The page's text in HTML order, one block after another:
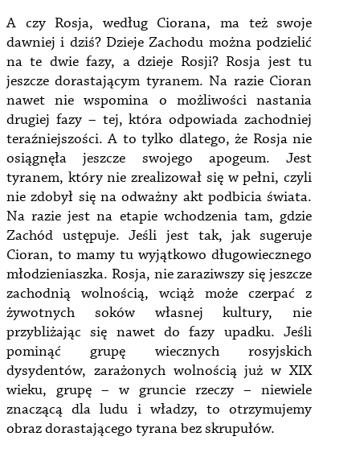
A czy Rosja, według Ciorana, ma też swoje
dawniej i dziś? Dzieje Zachodu można podzielić
na te dwie fazy, a dzieje Rosji? Rosja jest tu
jeszcze dorastającym tyranem. Na razie Cioran
nawet nie wspomina o możliwości nastania
drugiej fazy – tej, która odpowiada zachodniej
teraźniejszości. A to tylko dlatego, że Rosja nie
osiągnęła jeszcze swojego apogeum. Jest
tyranem, który nie zrealizował się w pełni, czyli
nie zdobył się na odważny akt podbicia świata.
Na razie jest na etapie wchodzenia tam, gdzie
Zachód ustępuje. Jeśli jest tak, jak sugeruje
Cioran, to mamy tu wyjątkowo długowiecznego
młodzieniaszka. Rosja, nie zaraziwszy się jeszcze
zachodnią wolnością, wciąż może czerpać z
żywotnych soków własnej kultury, nie
przybliżając się nawet do fazy upadku. Jeśli
pominąć grupę wiecznych rosyjskich
dysydentów, zarażonych wolnością już w XIX
wieku, grupę – w gruncie rzeczy – niewiele
znaczącą dla ludu i władzy, to otrzymujemy
obraz dorastającego tyrana bez skrupułów.